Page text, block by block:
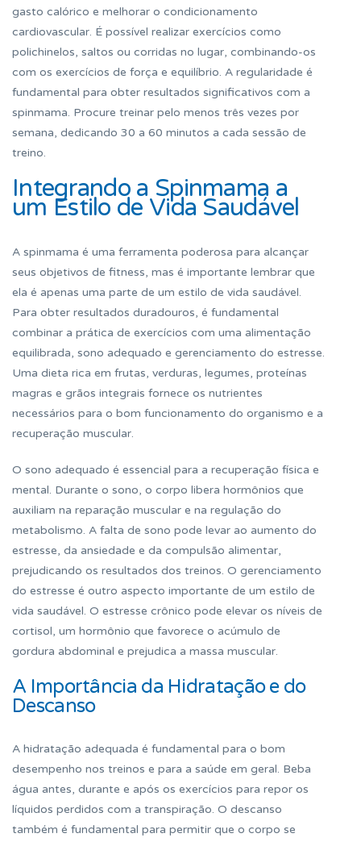
gasto calórico e melhorar o condicionamento
cardiovascular. É possível realizar exercícios como
polichinelos, saltos ou corridas no lugar, combinando-os
com os exercícios de força e equilíbrio. A regularidade é
fundamental para obter resultados significativos com a
spinmama. Procure treinar pelo menos três vezes por
semana, dedicando 30 a 60 minutos a cada sessão de
treino.
Integrando a Spinmama a
um Estilo de Vida Saudável
A spinmama é uma ferramenta poderosa para alcançar
seus objetivos de fitness, mas é importante lembrar que
ela é apenas uma parte de um estilo de vida saudável.
Para obter resultados duradouros, é fundamental
combinar a prática de exercícios com uma alimentação
equilibrada, sono adequado e gerenciamento do estresse.
Uma dieta rica em frutas, verduras, legumes, proteínas
magras e grãos integrais fornece os nutrientes
necessários para o bom funcionamento do organismo e a
recuperação muscular.
O sono adequado é essencial para a recuperação física e
mental. Durante o sono, o corpo libera hormônios que
auxiliam na reparação muscular e na regulação do
metabolismo. A falta de sono pode levar ao aumento do
estresse, da ansiedade e da compulsão alimentar,
prejudicando os resultados dos treinos. O gerenciamento
do estresse é outro aspecto importante de um estilo de
vida saudável. O estresse crônico pode elevar os níveis de
cortisol, um hormônio que favorece o acúmulo de
gordura abdominal e prejudica a massa muscular.
A Importância da Hidratação e do
Descanso
A hidratação adequada é fundamental para o bom
desempenho nos treinos e para a saúde em geral. Beba
água antes, durante e após os exercícios para repor os
líquidos perdidos com a transpiração. O descanso
também é fundamental para permitir que o corpo se